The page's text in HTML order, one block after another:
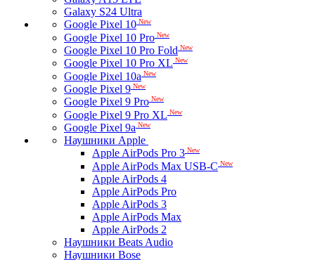
Galaxy S24 Ultra
Google Pixel 10 New
Google Pixel 10 Pro New
Google Pixel 10 Pro Fold New
Google Pixel 10 Pro XL New
Google Pixel 10a New
Google Pixel 9 New
Google Pixel 9 Pro New
Google Pixel 9 Pro XL New
Google Pixel 9a New
Наушники Apple
Apple AirPods Pro 3 New
Apple AirPods Max USB-C New
Apple AirPods 4
Apple AirPods Pro
Apple AirPods 3
Apple AirPods Max
Apple AirPods 2
Наушники Beats Audio
Наушники Bose